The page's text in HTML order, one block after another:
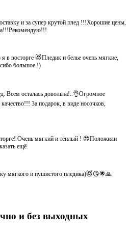
и за супер крутой плед !!!Хорошие цены,
в восторге 😻Пледик и белье очень мягкие,
большое !)
Всем осталась довольна!..👌Огромное
качество!!! За подарок, в виде носочков,
Очень мягкий и тёплый ! 😍Положили
ещё
мягкого и пушистого пледика)😻😘🌟🙏
и без выходных